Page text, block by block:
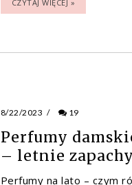
CZYTAJ WIĘCEJ »
8/22/2023 / 19
Perfumy
– letnie
Perfumy na lato – czym